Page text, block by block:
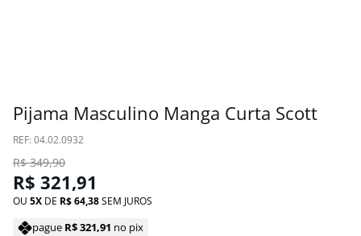
Pijama Masculino Manga Curta Scott
: 04.02.0932
R$ 349,90
R$ 321,91
OU 5 DE R$64,38SEM JUROS
pague R$321,91 no pix